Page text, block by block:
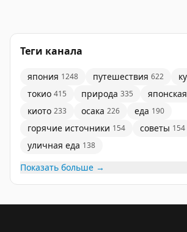
Омуро и тот самый зоопарк с
буквально в пешей доступности от
Теги канала
япония 1248 путешествия 622
токио 415 природа 335
киото 233 осака 226 еда 190
горячие источники 154 советы 154
уличная еда 138
Показать больше →